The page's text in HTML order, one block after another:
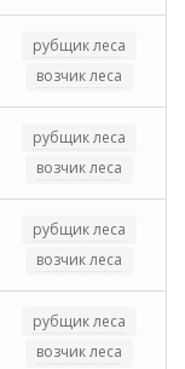
рубщик леса
возчик леса
рубщик леса
возчик леса
рубщик леса
возчик леса
рубщик леса
возчик леса